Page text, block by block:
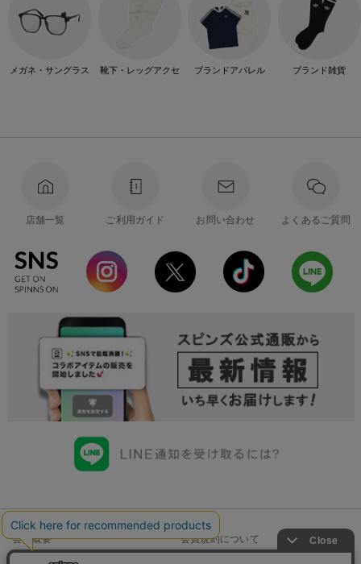
メガネ・サングラス 靴下・レッグアクセ ブランドアパレル ブランド雑貨
店舗一覧 ご利用ガイド お問い合わせ よくあるご質問
会社概要 会員規約について